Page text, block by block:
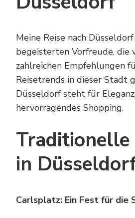
Meine Reise nach
begeisterten Vorfreude, die
zahlreichen Empfehlungen
Reisetrends in dieser Stadt
Düsseldorf steht für
hervorragendes Shopping.
in
Carlsplatz: Ein Fest für die